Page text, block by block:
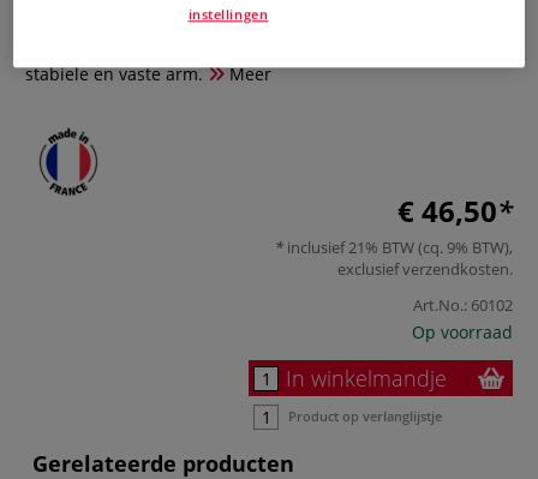
stabiele en vaste arm.
Meer
€ 46,50
inclusief 21% BTW (cq. 9% BTW),
exclusiefverzendkosten.
Art.No.: 60102
Op voorraad
In winkelmandje
Product op verlanglijstje
Gerelateerde producten
instellingen